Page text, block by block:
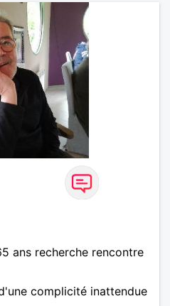
ans recherche rencontre
complicité inattendue